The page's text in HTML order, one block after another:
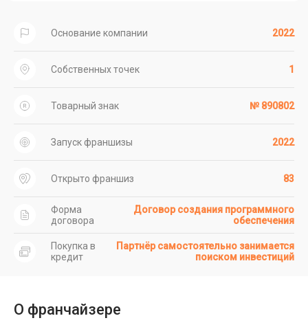
Основание компании 2022
Собственных точек 1
Товарный знак № 890802
Запуск франшизы 2022
Открыто франшиз 83
Форма
договора
Договор создания программного
обеспечения
Покупка в
кредит
Партнёр самостоятельно занимается
поиском инвестиций
О франчайзере